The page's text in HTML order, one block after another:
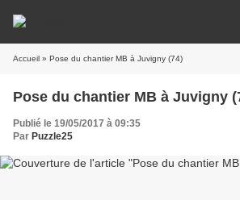
Accueil » Pose du chantier MB à Juvigny (74)
Pose du chantier MB à Juvigny
Publié le 19/05/2017 à 09:35
Par Puzzle25